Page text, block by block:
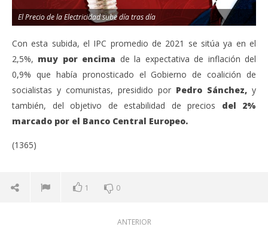
El Precio de la Electricidad sube día tras día
Con esta subida, el IPC promedio de 2021 se sitúa ya en el
2,5%, muy por encima de la expectativa de inflación del
0,9% que había pronosticado el Gobierno de coalición de
socialistas y comunistas, presidido por Pedro Sánchez, y
también, del objetivo de estabilidad de precios del 2%
marcado por el Banco Central Europeo.
(1365)
1 0
ANTERIOR